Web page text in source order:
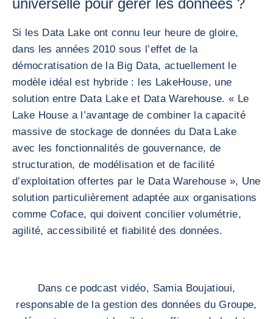
universelle pour gérer les données ?
Si les Data Lake ont connu leur heure de gloire,
dans les années 2010 sous l’effet de la
démocratisation de la Big Data, actuellement le
modèle idéal est hybride : les LakeHouse, une
solution entre Data Lake et Data Warehouse. « Le
Lake House a l’avantage de combiner la capacité
massive de stockage de données du Data Lake
avec les fonctionnalités de gouvernance, de
structuration, de modélisation et de facilité
d’exploitation offertes par le Data Warehouse », Une
solution particulièrement adaptée aux organisations
comme Coface, qui doivent concilier volumétrie,
agilité, accessibilité et fiabilité des données.
Dans ce podcast vidéo, Samia Boujatioui,
responsable de la gestion des données du Groupe,